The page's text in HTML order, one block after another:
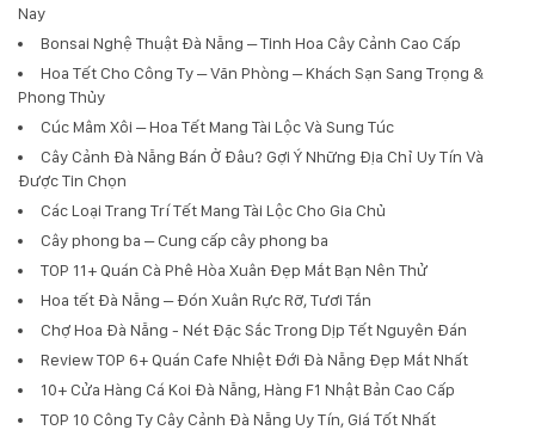
Nay
Bonsai Nghệ Thuật Đà Nẵng – Tinh Hoa Cây Cảnh Cao Cấp
Hoa Tết Cho Công Ty – Văn Phòng – Khách Sạn Sang Trọng &
Phong Thủy
Cúc Mâm Xôi – Hoa Tết Mang Tài Lộc Và Sung Túc
Cây Cảnh Đà Nẵng Bán Ở Đâu? Gợi Ý Những Địa Chỉ Uy Tín Và
Được Tin Chọn
Các Loại Trang Trí Tết Mang Tài Lộc Cho Gia Chủ
Cây phong ba – Cung cấp cây phong ba
TOP 11+ Quán Cà Phê Hòa Xuân Đẹp Mắt Bạn Nên Thử
Hoa tết Đà Nẵng – Đón Xuân Rực Rỡ, Tươi Tắn
Chợ Hoa Đà Nẵng - Nét Đặc Sắc Trong Dịp Tết Nguyên Đán
Review TOP 6+ Quán Cafe Nhiệt Đới Đà Nẵng Đẹp Mắt Nhất
10+ Cửa Hàng Cá Koi Đà Nẵng, Hàng F1 Nhật Bản Cao Cấp
TOP 10 Công Ty Cây Cảnh Đà Nẵng Uy Tín, Giá Tốt Nhất